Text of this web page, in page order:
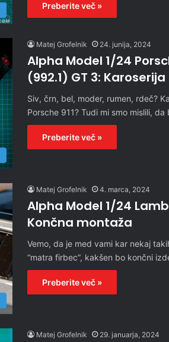
Preberite več »
Matej Grofelnik 24. junija, 2024
Alpha Model 1/24
(992.1) GT 3: Karoserija
Siv, črn, bel, moder, rumen, rdeč?
Porsche 911? Tudi mi smo mislili,
Preberite več »
Matej Grofelnik 4. marca, 2024
Alpha Model 1/24
Končna montaža
Vemo, da je med vami kar nekaj
“matra firbec”, kakšen bo končni
Preberite več »
Matej Grofelnik 29. januarja, 2024